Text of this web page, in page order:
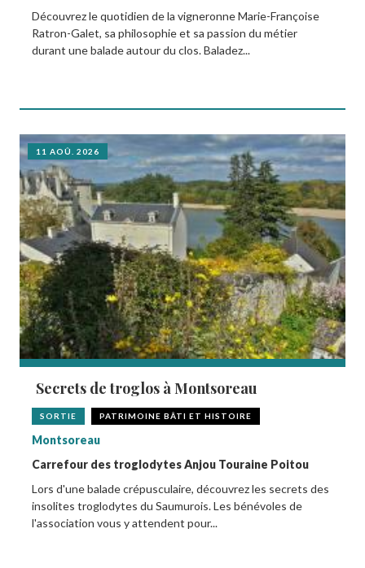
Découvrez le quotidien de la vigneronne Marie-Françoise
Ratron-Galet, sa philosophie et sa passion du métier
durant une balade autour du clos. Baladez...
11 AOÛ. 2026
Secrets de troglos à Montsoreau
SORTIE PATRIMOINE BÂTI ET HISTOIRE
Montsoreau
Carrefour des troglodytes Anjou Touraine Poitou
Lors d'une balade crépusculaire, découvrez les secrets des
insolites troglodytes du Saumurois. Les bénévoles de
l'association vous y attendent pour...